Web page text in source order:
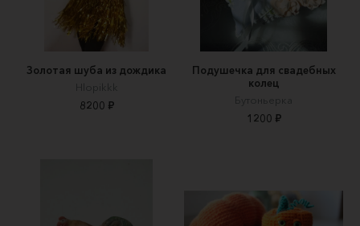
Золотая шуба из дождика
Hlopikkk
8200 ₽
Подушечка для свадебных
колец
Бутоньерка
1200 ₽